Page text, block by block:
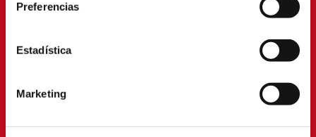
Preferencias
Estadística
Marketing